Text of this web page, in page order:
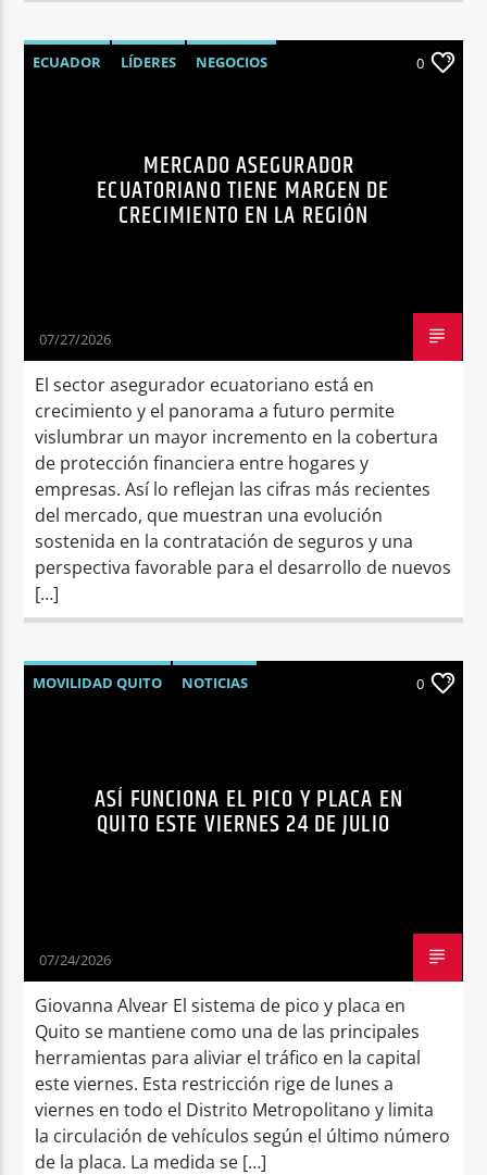
ECUADOR LÍDERES
NEGOCIOS
0
MERCADO ASEGURADOR
ECUATORIANO TIENE MARGEN DE
CRECIMIENTO EN LA REGIÓN
07/27/2026
El sector asegurador ecuatoriano está en
crecimiento y el panorama a futuro permite
vislumbrar un mayor incremento en la cobertura
de protección financiera entre hogares y
empresas. Así lo reflejan las cifras más recientes
del mercado, que muestran una evolución
sostenida en la contratación de seguros y una
perspectiva favorable para el desarrollo de nuevos
[…]
MOVILIDAD QUITO
NOTICIAS
0
ASÍ FUNCIONA EL PICO Y PLACA EN
QUITO ESTE VIERNES 24 DE JULIO
07/24/2026
Giovanna Alvear El sistema de pico y placa en
Quito se mantiene como una de las principales
herramientas para aliviar el tráfico en la capital
este viernes. Esta restricción rige de lunes a
viernes en todo el Distrito Metropolitano y limita
la circulación de vehículos según el último número
de la placa. La medida se […]